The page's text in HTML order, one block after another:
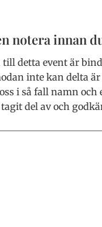
notera innan
detta event är
inte kan delta
i så fall namn
del av och